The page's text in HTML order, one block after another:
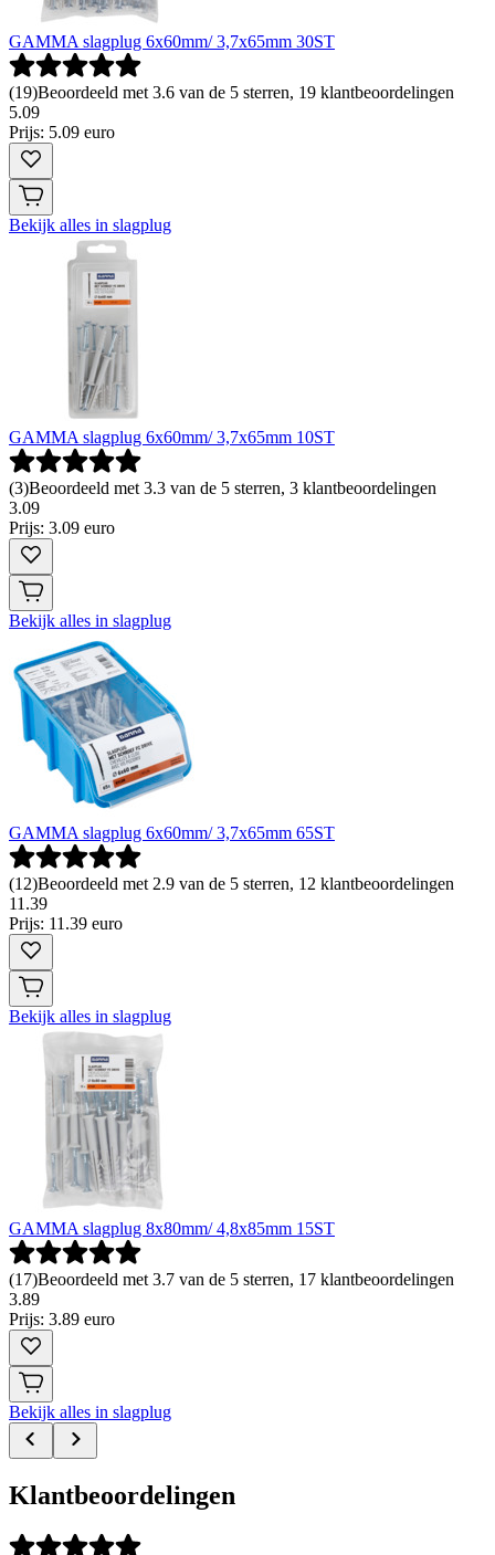
GAMMA slagplug 6x60mm/ 3,7x65mm 30ST
(19)Beoordeeld met 3.6 van de 5 sterren, 19 klantbeoordelingen
5.09
Prijs: 5.09 euro
Bekijk alles in slagplug
GAMMA slagplug 6x60mm/ 3,7x65mm 10ST
(3)Beoordeeld met 3.3 van de 5 sterren, 3 klantbeoordelingen
3.09
Prijs: 3.09 euro
Bekijk alles in slagplug
GAMMA slagplug 6x60mm/ 3,7x65mm 65ST
(12)Beoordeeld met 2.9 van de 5 sterren, 12 klantbeoordelingen
11 .39
Prijs: 11.39 euro
Bekijk alles in slagplug
GAMMA slagplug 8x80mm/ 4,8x85mm 15ST
(17)Beoordeeld met 3.7 van de 5 sterren, 17 klantbeoordelingen
3.89
Prijs: 3.89 euro
Bekijk alles in slagplug
Klantbeoordelingen